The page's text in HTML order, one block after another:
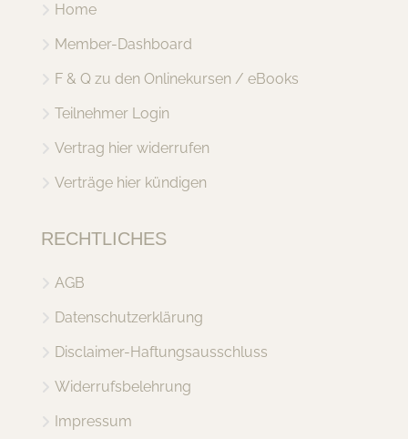
Home
Member-Dashboard
F & Q zu den Onlinekursen / eBooks
Teilnehmer Login
Vertrag hier widerrufen
Verträge hier kündigen
RECHTLICHES
AGB
Datenschutzerklärung
Disclaimer-Haftungsausschluss
Widerrufsbelehrung
Impressum